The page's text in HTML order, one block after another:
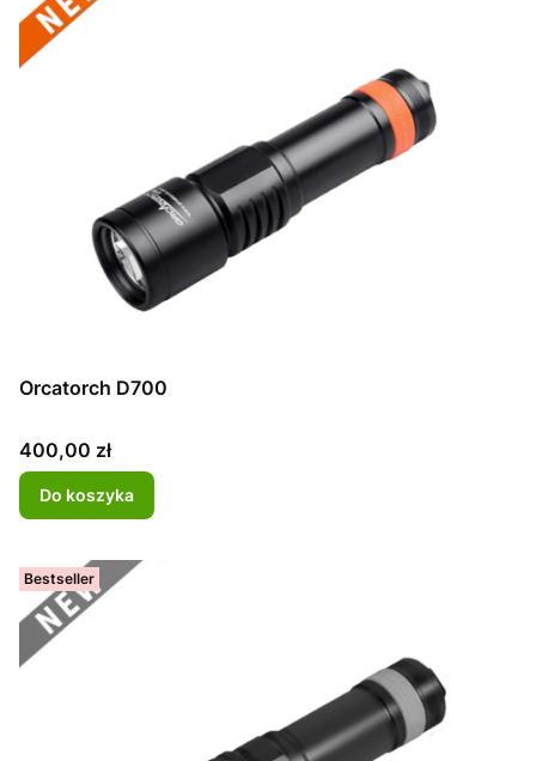
Orcatorch D700
Cena
400,00 zł
Do koszyka
Bestseller